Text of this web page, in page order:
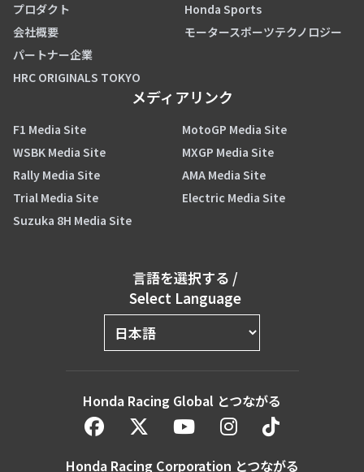
プロダクト
会社概要
パートナー企業
HRC ORIGINALS TOKYO
Honda Sports
モータースポーツテクノロジー
メディアリンク
F1 Media Site
MotoGP Media Site
WSBK Media Site
MXGP Media Site
Rally Media Site
AMA Media Site
Trial Media Site
Electric Media Site
Suzuka 8H Media Site
言語を選択する /
Select Language
Honda Racing Global とつながる
Honda Racing Corporation とつながる